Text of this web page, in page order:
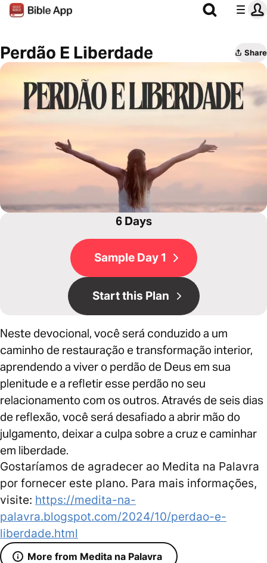
Perdão E Liberdade Share
6 Days
Sample Day 1
Start this Plan
Neste devocional, você será conduzido a um
caminho de restauração e transformação interior,
aprendendo a viver o perdão de Deus em sua
plenitude e a refletir esse perdão no seu
relacionamento com os outros. Através de seis dias
de reflexão, você será desafiado a abrir mão do
julgamento, deixar a culpa sobre a cruz e caminhar
em liberdade.
Gostaríamos de agradecer ao Medita na Palavra
por fornecer este plano. Para mais informações,
visite: https://medita-na-
palavra.blogspot.com/2024/10/perdao-e-
liberdade.html
More from Medita na Palavra